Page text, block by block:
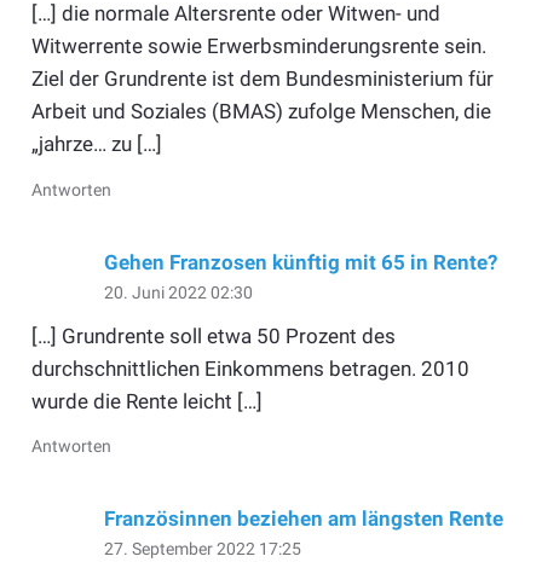
[…] die normale Altersrente oder Witwen- und
Witwerrente sowie Erwerbsminderungsrente sein.
Ziel der Grundrente ist dem Bundesministerium für
Arbeit und Soziales (BMAS) zufolge Menschen, die
„jahrze… zu […]
Antworten
Gehen Franzosen künftig mit 65 in Rente?
20. Juni 2022 02:30
[…] Grundrente soll etwa 50 Prozent des
durchschnittlichen Einkommens betragen. 2010
wurde die Rente leicht […]
Antworten
Französinnen beziehen am längsten Rente
27. September 2022 17:25